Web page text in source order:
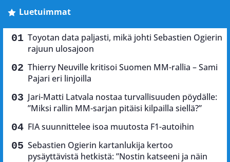
Luetuimmat
Toyotan data paljasti, mikä johti Sebastien Ogierin
rajuun ulosajoon
Thierry Neuville kritisoi Suomen MM-rallia – Sami
Pajari eri linjoilla
Jari-Matti Latvala nostaa turvallisuuden pöydälle:
”Miksi rallin MM-sarjan pitäisi kilpailla siellä?”
FIA suunnittelee isoa muutosta F1-autoihin
Sebastien Ogierin kartanlukija kertoo
pysäyttävistä hetkistä: ”Nostin katseeni ja näin